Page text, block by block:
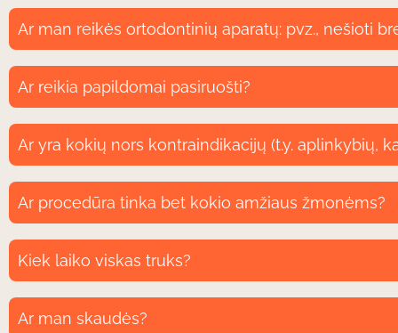
Ar man reikės ortodontinių aparatų: pvz., nešioti
Ar reikia papildomai pasiruošti?
Ar yra kokių nors kontraindikacijų (t.y. aplinkybių,
Ar procedūra tinka bet kokio amžiaus žmonėms?
Kiek laiko viskas truks?
Ar man skaudės?